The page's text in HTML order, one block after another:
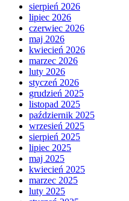
sierpień 2026
lipiec 2026
czerwiec 2026
maj 2026
kwiecień 2026
marzec 2026
luty 2026
styczeń 2026
grudzień 2025
listopad 2025
październik 2025
wrzesień 2025
sierpień 2025
lipiec 2025
maj 2025
kwiecień 2025
marzec 2025
luty 2025